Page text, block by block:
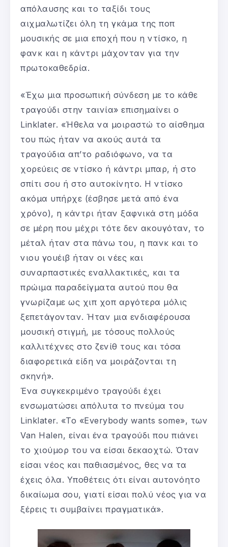
απόλαυσης και το ταξίδι τους
αιχμαλωτίζει όλη τη γκάμα της ποπ
μουσικής σε μια εποχή που η ντίσκο, η
φανκ και η κάντρι μάχονταν για την
πρωτοκαθεδρία.
«Έχω μια προσωπική σύνδεση με το κάθε
τραγούδι στην ταινία» επισημαίνει ο
Linklater. «Ήθελα να μοιραστώ το αίσθημα
του πώς ήταν να ακούς αυτά τα
τραγούδια απ’το ραδιόφωνο, να τα
χορεύεις σε ντίσκο ή κάντρι μπαρ, ή στο
σπίτι σου ή στο αυτοκίνητο. Η ντίσκο
ακόμα υπήρχε (έσβησε μετά από ένα
χρόνο), η κάντρι ήταν ξαφνικά στη μόδα
σε μέρη που μέχρι τότε δεν ακουγόταν, το
μέταλ ήταν στα πάνω του, η πανκ και το
νιου γουέιβ ήταν οι νέες και
συναρπαστικές εναλλακτικές, και τα
πρώιμα παραδείγματα αυτού που θα
γνωρίζαμε ως χιπ χοπ αργότερα μόλις
ξεπετάγονταν. Ήταν μια ενδιαφέρουσα
μουσική στιγμή, με τόσους πολλούς
καλλιτέχνες στο ζενίθ τους και τόσα
διαφορετικά είδη να μοιράζονται τη
σκηνή».
Ένα συγκεκριμένο τραγούδι έχει
ενσωματώσει απόλυτα το πνεύμα του
Linklater. «Το «Everybody wants some», των
Van Halen, είναι ένα τραγούδι που πιάνει
το χιούμορ του να είσαι δεκαοχτώ. Όταν
είσαι νέος και παθιασμένος, θες να τα
έχεις όλα. Υποθέτεις ότι είναι αυτονόητο
δικαίωμα σου, γιατί είσαι πολύ νέος για να
ξέρεις τι συμβαίνει πραγματικά».